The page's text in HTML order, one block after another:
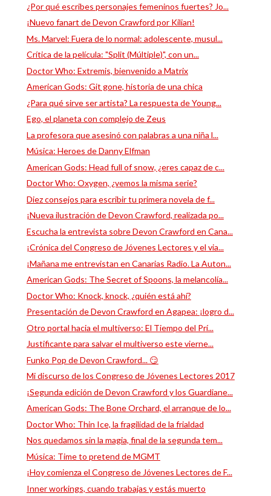
¿Por qué escribes personajes femeninos fuertes? Jo...
¡Nuevo fanart de Devon Crawford por Kilian!
Ms. Marvel: Fuera de lo normal: adolescente, musul...
Crítica de la película: "Split (Múltiple)", con un...
Doctor Who: Extremis, bienvenido a Matrix
American Gods: Git gone, historia de una chica
¿Para qué sirve ser artista? La respuesta de Young...
Ego, el planeta con complejo de Zeus
La profesora que asesinó con palabras a una niña l...
Música: Heroes de Danny Elfman
American Gods: Head full of snow, ¿eres capaz de c...
Doctor Who: Oxygen, ¿vemos la misma serie?
Diez consejos para escribir tu primera novela de f...
¡Nueva ilustración de Devon Crawford, realizada po...
Escucha la entrevista sobre Devon Crawford en Cana...
¡Crónica del Congreso de Jóvenes Lectores y el via...
¡Mañana me entrevistan en Canarias Radio. La Auton...
American Gods: The Secret of Spoons, la melancolía...
Doctor Who: Knock, knock, ¿quién está ahí?
Presentación de Devon Crawford en Agapea: ¡logro d...
Otro portal hacia el multiverso: El Tiempo del Prí...
Justificante para salvar el multiverso este vierne...
Funko Pop de Devon Crawford... 😏
Mi discurso de los Congreso de Jóvenes Lectores 2017
¡Segunda edición de Devon Crawford y los Guardiane...
American Gods: The Bone Orchard, el arranque de lo...
Doctor Who: Thin Ice, la fragilidad de la frialdad
Nos quedamos sin la magia, final de la segunda tem...
Música: Time to pretend de MGMT
¡Hoy comienza el Congreso de Jóvenes Lectores de F...
Inner workings, cuando trabajas y estás muerto